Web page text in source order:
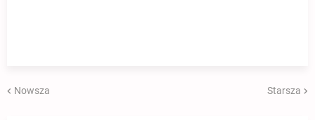
Nowsza Starsza